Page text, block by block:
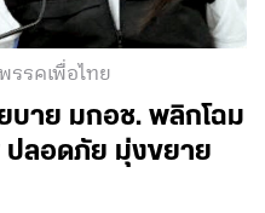
รรคเพื่อไทย
ยบาย มกอช. พลิกโฉม
ลอดภัย มุ่งขยาย